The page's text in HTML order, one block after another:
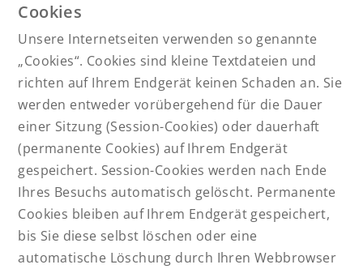
Cookies
Unsere Internetseiten verwenden so genannte
„Cookies“. Cookies sind kleine Textdateien und
richten auf Ihrem Endgerät keinen Schaden an. Sie
werden entweder vorübergehend für die Dauer
einer Sitzung (Session-Cookies) oder dauerhaft
(permanente Cookies) auf Ihrem Endgerät
gespeichert. Session-Cookies werden nach Ende
Ihres Besuchs automatisch gelöscht. Permanente
Cookies bleiben auf Ihrem Endgerät gespeichert,
bis Sie diese selbst löschen oder eine
automatische Löschung durch Ihren Webbrowser